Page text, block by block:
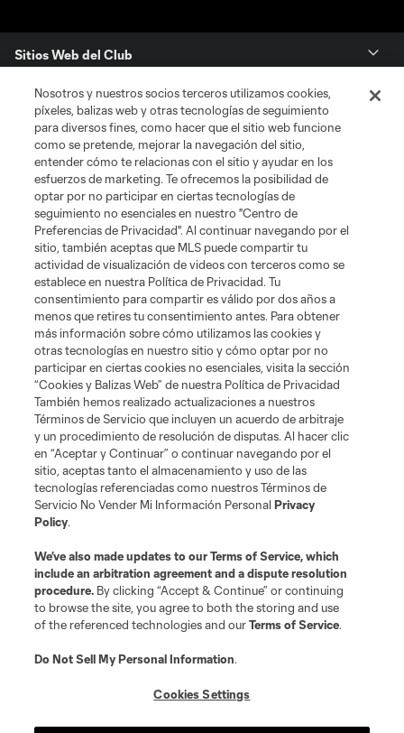
Sitios Web del Club
Club
Tickets
News
MLSSOCCER.COM
Terminos de servicio
Politica de privacidad
Do Not Sell or Share My Personal Information
Cookies Settings
©2026 MLS. The Major League Soccer and MLS name and shield are
registered trademarks of Major League Soccer, L.L.C. (“MLS”). The names
and logos of MLS teams are registered and/or common law trademarks of
MLS or are used with the permission of their owners. Any unauthorized use
is forbidden.
Nosotros y nuestros socios terceros utilizamos cookies,
píxeles, balizas web y otras tecnologías de seguimiento
para diversos fines, como hacer que el sitio web funcione
como se pretende, mejorar la navegación del sitio,
entender cómo te relacionas con el sitio y ayudar en los
esfuerzos de marketing. Te ofrecemos la posibilidad de
optar por no participar en ciertas tecnologías de
seguimiento no esenciales en nuestro "Centro de
Preferencias de Privacidad". Al continuar navegando por el
sitio, también aceptas que MLS puede compartir tu
actividad de visualización de videos con terceros como se
establece en nuestra Política de Privacidad. Tu
consentimiento para compartir es válido por dos años a
menos que retires tu consentimiento antes. Para obtener
más información sobre cómo utilizamos las cookies y
otras tecnologías en nuestro sitio y cómo optar por no
participar en ciertas cookies no esenciales, visita la sección
“Cookies y Balizas Web” de nuestra Política de Privacidad
También hemos realizado actualizaciones a nuestros
Términos de Servicio que incluyen un acuerdo de arbitraje
y un procedimiento de resolución de disputas. Al hacer clic
en “Aceptar y Continuar” o continuar navegando por el
sitio, aceptas tanto el almacenamiento y uso de las
tecnologías referenciadas como nuestros Términos de
Servicio No Vender Mi Información PersonalPrivacy
Policy.
We’ve also made updates to ourTerms of Service, which
include an arbitration agreement and a dispute resolution
procedure. By clicking “Accept & Continue” or continuing
to browse the site, you agree to both the storing and use
of the referenced technologies and ourTerms of Service.
Do Not Sell My Personal Information.
Cookies Settings